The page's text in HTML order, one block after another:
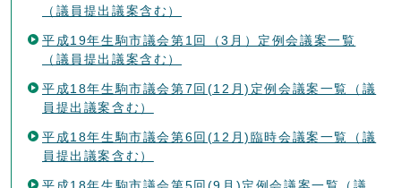
（議員提出議案含む）
平成19年生駒市議会第1回（3月）定例会議案一覧
（議員提出議案含む）
平成18年生駒市議会第7回(12月)定例会議案一覧（議
員提出議案含む）
平成18年生駒市議会第6回(12月)臨時会議案一覧（議
員提出議案含む）